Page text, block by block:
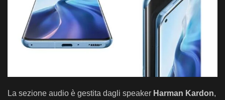
La sezione audio è gestita dagli speaker Harman Kardon,